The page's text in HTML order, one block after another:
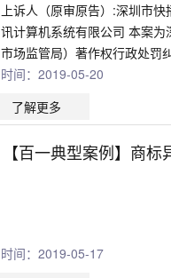
上诉人（原审原告）:深圳市
讯计算机系统有限公司 本案
市场监管局）著作权行政处罚
时间：2019-05-20
了解更多
【百一典型案例】商
时间：2019-05-17